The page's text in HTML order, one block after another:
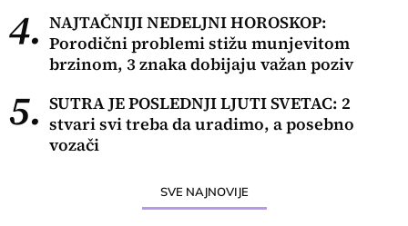
4. NAJTAČNIJI NEDELJNI HOROSKOP:
Porodični problemi stižu munjevitom
brzinom, 3 znaka dobijaju važan poziv
5. SUTRA JE POSLEDNJI LJUTI SVETAC: 2
stvari svi treba da uradimo, a posebno
vozači
SVE NAJNOVIJE